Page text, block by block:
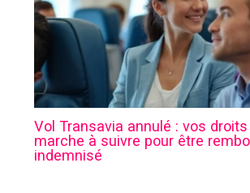
Vol Transavia annulé : vos
marche à suivre pour être
indemnisé